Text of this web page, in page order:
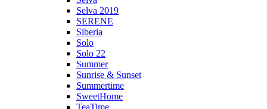
Selva 2019
SERENE
Siberia
Solo
Solo 22
Summer
Sunrise & Sunset
Summertime
SweetHome
TeaTime